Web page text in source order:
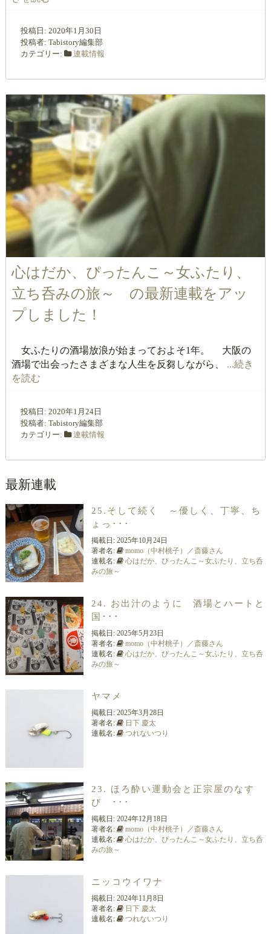
投稿日: 2020年1月30日
投稿者: Tabistory編集部
カテゴリー:
連載情報
心はだか、ぴったんこ～女ふたり、
立ち呑みの旅～ の最新連載をアッ
プしました！
女ふたりの酒場放浪が始まっておよそ1年。 大阪の
酒場で出会ったさまざまな人生を反芻しながら、 ...続き
を読む
投稿日: 2020年1月24日
投稿者: Tabistory編集部
カテゴリー:
連載情報
最新連載
25.そして続く ～優しく、丁寧、ち
ょっ･･･
掲載日: 2025年10月24日
著者名:
momo（中村桃子）／斎藤さん
連載名:
心はだか、ぴったんこ～女ふたり、立ち呑
みの旅～
24. お出汁のように 酒場とハートと
国･･･
掲載日: 2025年5月23日
著者名:
momo（中村桃子）／斎藤さん
連載名:
心はだか、ぴったんこ～女ふたり、立ち呑
みの旅～
ヤマメ
掲載日: 2025年3月28日
著者名:
日下 慶太
連載名:
つれないつり
23. ほろ酔い運動会と正宗屋のなす
び ･･･
掲載日: 2024年12月18日
著者名:
momo（中村桃子）／斎藤さん
連載名:
心はだか、ぴったんこ～女ふたり、立ち呑
みの旅～
ニッコウイワナ
掲載日: 2024年11月8日
著者名:
日下 慶太
連載名:
つれないつり